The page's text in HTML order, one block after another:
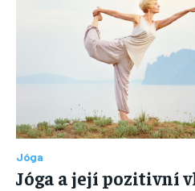
Jóga
Jóga a její pozitivní